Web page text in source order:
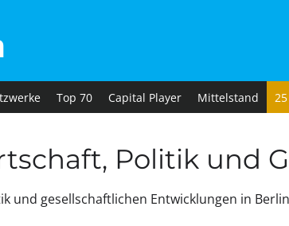
Top 70 Capital Player Mittelstand
Politik und
und gesellschaftlichen Entwicklungen in